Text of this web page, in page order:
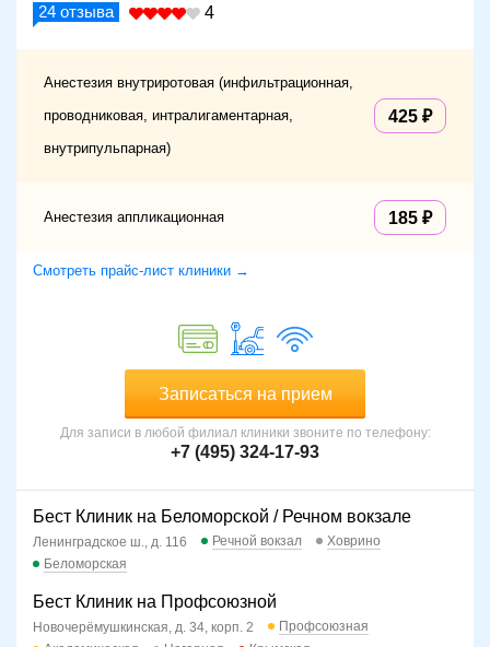
24 отзыва 4
Анестезия внутриротовая (инфильтрационная,
проводниковая, интралигаментарная,
внутрипульпарная)
425
Анестезия аппликационная 185
Смотреть прайс-лист клиники →
Записаться на прием
Для записи в любой филиал клиники звоните по телефону:
+7 (495) 324-17-93
Бест Клиник на Беломорской / Речном вокзале
Ленинградское ш., д. 116 Речной вокзал
Ховрино
Беломорская
Бест Клиник на Профсоюзной
Новочерёмушкинская, д. 34, корп. 2
Профсоюзная